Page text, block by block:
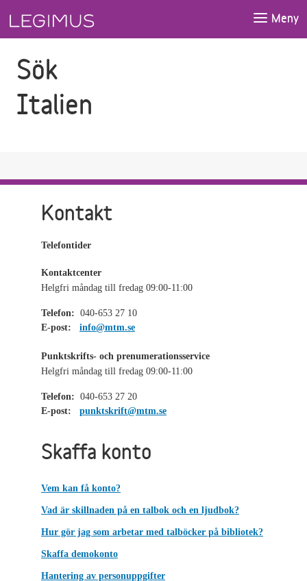
Meny
Sök
Italien
Kontakt
Telefontider
Kontaktcenter
Helgfri måndag till fredag 09:00-11:00
Telefon: 040-653 27 10
E-post:
info@mtm.se
Punktskrifts- och prenumerationsservice
Helgfri måndag till fredag 09:00-11:00
Telefon: 040-653 27 20
E-post:
punktskrift@mtm.se
Skaffa konto
Vem kan få konto?
Vad är skillnaden på en talbok och en ljudbok?
Hur gör jag som arbetar med talböcker på bibliotek?
Skaffa demokonto
Hantering av personuppgifter